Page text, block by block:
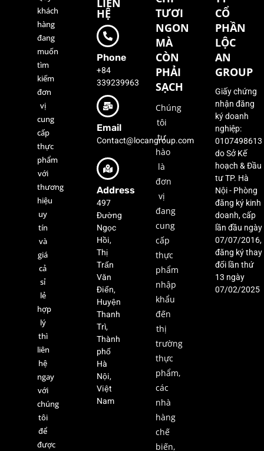
khách
hàng
đang
muốn
tìm
kiếm
đơn
vị
cung
cấp
thực
phẩm
với
thương
hiệu
uy
tín
và
giá
cả
sỉ
lẻ
hợp
lý
thì
liên
hệ
ngay
với
chúng
tôi
để
được
LIÊN
HỆ
Phone
+84
339239963
Email
Contact@locangroup.com
Address
497
Đường
Ngọc
Hồi,
Thị
Trấn
Văn
Điển,
Huyện
Thanh
Trì,
Thành
phố
Hà
Nội,
Việt
Nam
TƯƠI
NGON
MÀ
CÒN
PHẢI
SẠCH
Chúng
tôi
tự
hào
là
đơn
vị
đang
cung
cấp
thực
phẩm
nhập
khẩu
đến
thị
trường
thực
phẩm,
các
nhà
hàng
chế
biến,
CỔ
PHẦN
LỘC
AN
GROUP
Giấy chứng
nhận đăng
ký doanh
nghiệp:
0107498613
do Sở Kế
hoạch & Đầu
tư TP. Hà
Nội - Phòng
đăng ký kinh
doanh, cấp
lần đầu ngày
07/07/2016,
đăng ký thay
đổi lần thứ
13 ngày
07/02/2025